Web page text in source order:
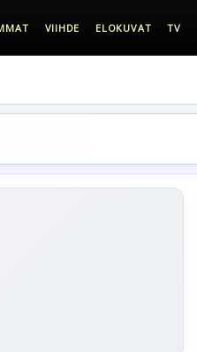
VIIHDE ELOKUVAT TV